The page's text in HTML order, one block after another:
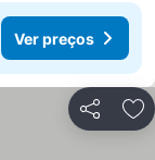
Ver preços
Partilhar